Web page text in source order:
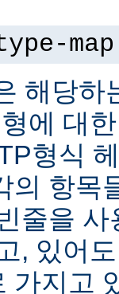
해당하
에 대
형식
의 항목
줄을
, 있어
가지고